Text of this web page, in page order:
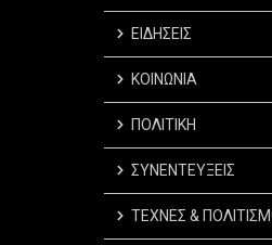
ΕΙΔΗΣΕΙΣ
ΚΟΙΝΩΝΙΑ
ΠΟΛΙΤΙΚΗ
ΣΥΝΕΝΤΕΥΞΕΙΣ
ΤΕΧΝΕΣ &